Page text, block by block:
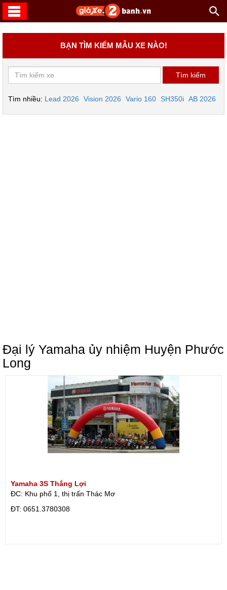
BẠN TÌM KIẾM MẪU XE NÀO!
Tìm nhiều: Lead 2026 Vision 2026 Vario 160 SH350i AB 2026
Đại lý Yamaha ủy nhiệm Huyện Phước
Long
Yamaha 3S Thắng Lợi
ĐC: Khu phố 1, thị trấn Thác Mơ
ÐT: 0651.3780308